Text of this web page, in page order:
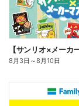
8月3日 ～8月10日